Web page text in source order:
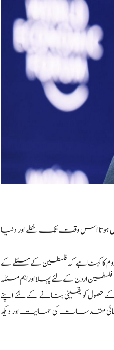
ہوتا اس وقت تک خطے اور دنیا
کہنا ہے کہ فلسطین کے مسئلے کے
اردن کے لئے پہلا اوراہم مسئلہ
کو یقینی بنانے کے لئے اپنے
مقدسات کی حمایت اور دیکھ